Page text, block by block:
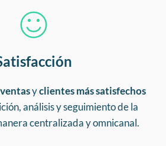
ventasyclientes más satisfechos
análisis y seguimiento de la
centralizada y omnicanal.